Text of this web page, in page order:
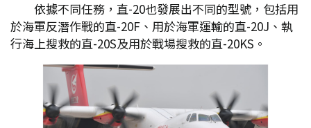
依據不同任務，直-20也發展出不同的型號，包括用
於海軍反潛作戰的直-20F、用於海軍運輸的直-20J、執
行海上搜救的直-20S及用於戰場搜救的直-20KS。